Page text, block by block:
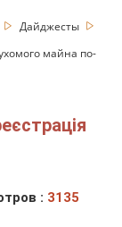
Дайджесты
майна по-
: 3135